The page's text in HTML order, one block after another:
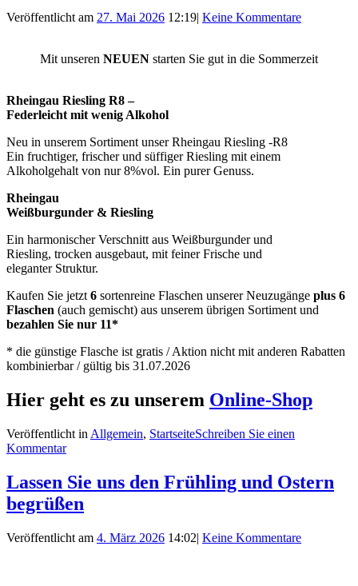
Veröffentlicht am 27. Mai 2026 12:19| Keine Kommentare
Mit unseren NEUEN starten Sie gut in die Sommerzeit
Rheingau Riesling R8 –
Federleicht mit wenig Alkohol
Neu in unserem Sortiment unser Rheingau Riesling -R8
Ein fruchtiger, frischer und süffiger Riesling mit einem
Alkoholgehalt von nur 8%vol. Ein purer Genuss.
Rheingau
Weißburgunder & Riesling
Ein harmonischer Verschnitt aus Weißburgunder und
Riesling, trocken ausgebaut, mit feiner Frische und
eleganter Struktur.
Kaufen Sie jetzt 6 sortenreine Flaschen unserer Neuzugänge plus 6
Flaschen (auch gemischt) aus unserem übrigen Sortiment und
bezahlen Sie nur 11*
* die günstige Flasche ist gratis / Aktion nicht mit anderen Rabatten
kombinierbar / gültig bis 31.07.2026
Hier geht es zu unserem Online-Shop
Veröffentlicht in Allgemein, StartseiteSchreiben Sie einen
Kommentar
Lassen Sie uns den Frühling und Ostern
begrüßen
Veröffentlicht am 4. März 2026 14:02| Keine Kommentare